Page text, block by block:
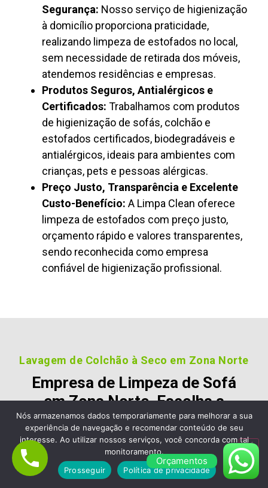
Segurança: Nosso serviço de higienização
à domicílio proporciona praticidade,
realizando limpeza de estofados no local,
sem necessidade de retirada dos móveis,
atendemos residências e empresas.
Produtos Seguros, Antialérgicos e
Certificados: Trabalhamos com produtos
de higienização de sofás, colchão e
estofados certificados, biodegradáveis e
antialérgicos, ideais para ambientes com
crianças, pets e pessoas alérgicas.
Preço Justo, Transparência e Excelente
Custo-Benefício: A Limpa Clean oferece
limpeza de estofados com preço justo,
orçamento rápido e valores transparentes,
sendo reconhecida como empresa
confiável de higienização profissional.
Lavagem de Colchão à Seco em Zona Norte
Empresa de Limpeza de Sofá
em Zona Norte, Escolha a
Limpa Clean Limpeza de
Estofados e Colchão
Nossos clientes são fiéis pois gostara dos nossos
serviços e nos recomendam, veja alguns desses
Orçamentos
Nós armazenamos dados temporariamente para melhorar a sua
experiência de navegação e recomendar conteúdo de seu
interesse. Ao utilizar nossos serviços, você concorda com tal
monitoramento.
Prosseguir
Política de privacidade